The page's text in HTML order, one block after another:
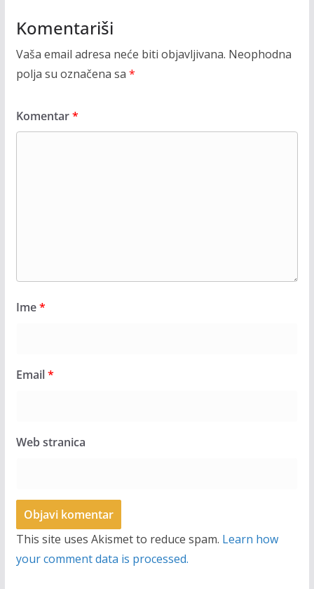
Komentariši
Vaša email adresa neće biti objavljivana. Neophodna
polja su označena sa *
Komentar*
Ime*
Email*
Web stranica
This site uses Akismet to reduce spam. Learn how
your comment data is processed.